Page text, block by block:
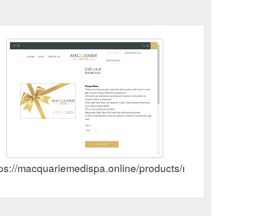
macquariemedispa.online/products/rise-ai-giftcard